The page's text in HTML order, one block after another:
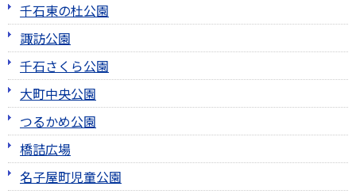
千石東の杜公園
諏訪公園
千石さくら公園
大町中央公園
つるかめ公園
橋詰広場
名子屋町児童公園